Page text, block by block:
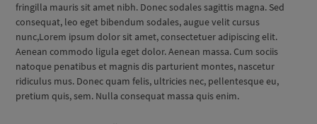
fringilla mauris sit amet nibh. Donec sodales sagittis magna. Sed
consequat, leo eget bibendum sodales, augue velit cursus
nunc,Lorem ipsum dolor sit amet, consectetuer adipiscing elit.
Aenean commodo ligula eget dolor. Aenean massa. Cum sociis
natoque penatibus et magnis dis parturient montes, nascetur
ridiculus mus. Donec quam felis, ultricies nec, pellentesque eu,
pretium quis, sem. Nulla consequat massa quis enim.